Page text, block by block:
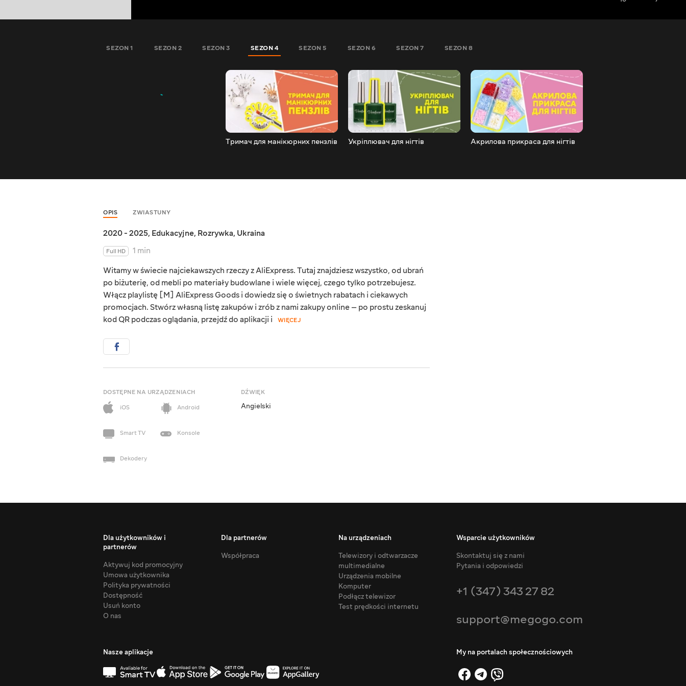
SEZON 1 SEZON 2 SEZON 3 SEZON 4 SEZON 5 SEZON 6 SEZON 7 SEZON 8
Тримач для манікюрних пензлів Укріплювач для нігтів Акрилова прикраса для нігтів
OPIS ZWIASTUNY
2020 - 2025, Edukacyjne, Rozrywka, Ukraina
Full HD
1 min
Witamy w świecie najciekawszych rzeczy z AliExpress. Tutaj znajdziesz wszystko, od ubrań
po biżuterię, od mebli po materiały budowlane i wiele więcej, czego tylko potrzebujesz.
Włącz playlistę [M] AliExpress Goods i dowiedz się o świetnych rabatach i ciekawych
promocjach. Stwórz własną listę zakupów i zrób z nami zakupy online — po prostu zeskanuj
kod QR podczas oglądania, przejdź do aplikacji i
WIĘCEJ
DOSTĘPNE NA URZĄDZENIACH
iOS
Android
Smart TV Konsole
Dekodery
DŹWIĘK
Angielski
Dla użytkowników i
partnerów
Aktywuj kod promocyjny
Umowa użytkownika
Polityka prywatności
Dostępność
Usuń konto
O nas
Dla partnerów
Współpraca
Na urządzeniach
Telewizory i odtwarzacze
multimedialne
Urządzenia mobilne
Komputer
Podłącz telewizor
Test prędkości internetu
Wsparcie użytkowników
Skontaktuj się z nami
Pytania i odpowiedzi
+1 (347) 343 27 82
support@megogo.com
Nasze aplikacje My na portalach społecznościowych